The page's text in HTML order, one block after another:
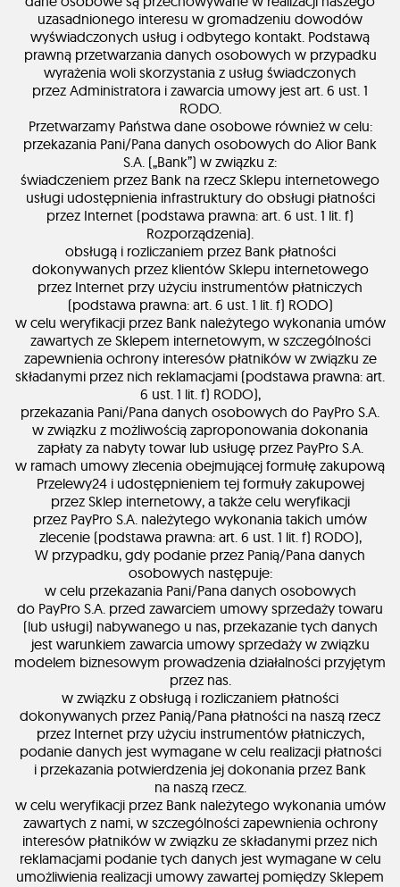
uzasadnionego interesu w gromadzeniu dowodów
wyświadczonych usług i odbytego kontakt. Podstawą
prawną przetwarzania danych osobowych w przypadku
wyrażenia woli skorzystania z usług świadczonych
przez Administratora i zawarcia umowy jest art. 6 ust. 1
RODO.
Przetwarzamy Państwa dane osobowe również w celu:
przekazania Pani/Pana danych osobowych do Alior Bank
S.A. („Bank”) w związku z:
świadczeniem przez Bank na rzecz Sklepu internetowego
usługi udostępnienia infrastruktury do obsługi płatności
przez Internet (podstawa prawna: art. 6 ust. 1 lit. f)
Rozporządzenia).
obsługą i rozliczaniem przez Bank płatności
dokonywanych przez klientów Sklepu internetowego
przez Internet przy użyciu instrumentów płatniczych
(podstawa prawna: art. 6 ust. 1 lit. f) RODO)
w celu weryfikacji przez Bank należytego wykonania umów
zawartych ze Sklepem internetowym, w szczególności
zapewnienia ochrony interesów płatników w związku ze
składanymi przez nich reklamacjami (podstawa prawna: art.
6 ust. 1 lit. f) RODO),
przekazania Pani/Pana danych osobowych do PayPro S.A.
w związku z możliwością zaproponowania dokonania
zapłaty za nabyty towar lub usługę przez PayPro S.A.
w ramach umowy zlecenia obejmującej formułę zakupową
Przelewy24 i udostępnieniem tej formuły zakupowej
przez Sklep internetowy, a także celu weryfikacji
przez PayPro S.A. należytego wykonania takich umów
zlecenie (podstawa prawna: art. 6 ust. 1 lit. f) RODO),
W przypadku, gdy podanie przez Panią/Pana danych
osobowych następuje:
w celu przekazania Pani/Pana danych osobowych
do PayPro S.A. przed zawarciem umowy sprzedaży towaru
(lub usługi) nabywanego u nas, przekazanie tych danych
jest warunkiem zawarcia umowy sprzedaży w związku
modelem biznesowym prowadzenia działalności przyjętym
przez nas.
w związku z obsługą i rozliczaniem płatności
dokonywanych przez Panią/Pana płatności na naszą rzecz
przez Internet przy użyciu instrumentów płatniczych,
podanie danych jest wymagane w celu realizacji płatności
i przekazania potwierdzenia jej dokonania przez Bank
na naszą rzecz.
w celu weryfikacji przez Bank należytego wykonania umów
zawartych z nami, w szczególności zapewnienia ochrony
interesów płatników w związku ze składanymi przez nich
reklamacjami podanie tych danych jest wymagane w celu
umożliwienia realizacji umowy zawartej pomiędzy Sklepem